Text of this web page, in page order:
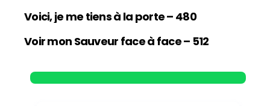
Voici, je me tiens à la porte – 480
Voir mon Sauveur face à face – 512